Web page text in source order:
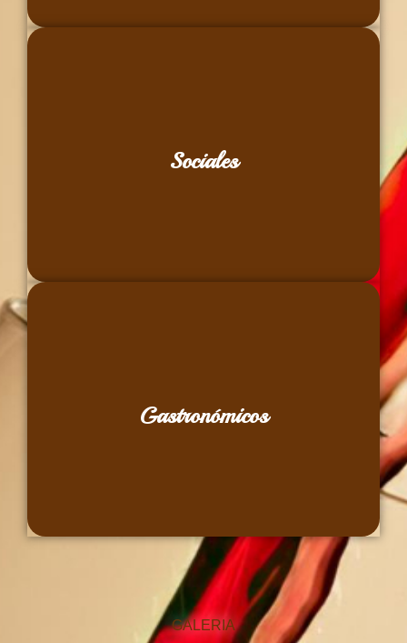
Sociales
Celebraciones especiales, encuentros privados,
Gastronómicos
Catas de vino, maridajes especiales, eventos
enológicos, jornadas gastronómicas, experiencias
GALERIA